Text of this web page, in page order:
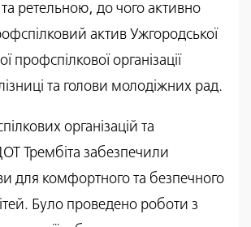
ретельною, до чого активно
актив Ужгородської
профспілкової організації
та голови молодіжних рад.
організацій та
Трембіта забезпечили
для комфортного та безпечного
Було проведено роботи з